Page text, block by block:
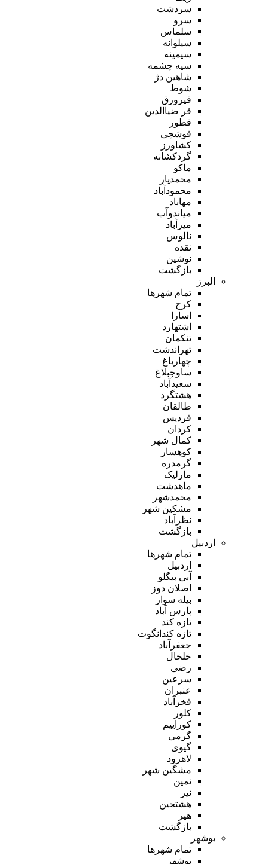
سردشت
سرو
سلماس
سیلوانه
سیمینه
سیه چشمه
شاهین دژ
شوط
فیرورق
قر ضیاالدین
قطور
قوشچی
کشاورز
گردکشانه
ماکو
محمدیار
محمودآباد
مهاباد
میاندوآب
میرآباد
نالوس
نقده
نوشین
بازگشت
البرز
تمام شهر‌ها
کرج
اسارا
اشتهارد
تنکمان
تهراندشت
چهارباغ
ساوجبلاغ
سعیدآباد
هشتگرد
طالقان
فردیس
کردان
کمال شهر
کوهسار
گرمدره
مارلیک
ماهدشت
محمدشهر
مشکین شهر
نظرآباد
بازگشت
اردبیل
تمام شهر‌ها
اردبیل
آبی بیگلو
اصلان دوز
بیله سوار
پارس آباد
تازه کند
تازه کندانگوت
جعفرآباد
خلخال
رضی
سرعین
عنبران
فخرآباد
کلور
کوراییم
گرمی
گیوی
لاهرود
مشگین شهر
نمین
نیر
هشتجین
هیر
بازگشت
بوشهر
تمام شهر‌ها
بوشهر